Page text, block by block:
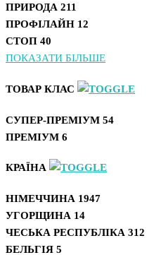
ПРИРОДА 211
ПРОФІЛАЙН 12
СТОП 40
ПОКАЗАТИ БІЛЬШЕ
ТОВАР КЛАС
СУПЕР-ПРЕМІУМ 54
ПРЕМІУМ 6
КРАЇНА
НІМЕЧЧИНА 1947
УГОРЩИНА 14
ЧЕСЬКА РЕСПУБЛІКА 312
БЕЛЬГІЯ 5